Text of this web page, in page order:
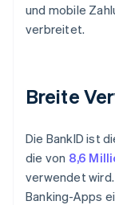
und mobile
verbreitet.
Breite
Die BankID ist
die von 8,6
verwendet
Banking-Apps